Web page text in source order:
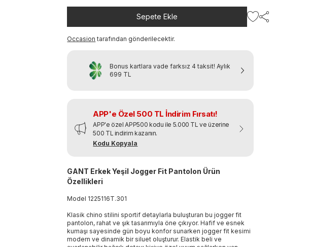
Sepete Ekle
Occasion tarafından gönderilecektir.
Bonus kartlara vade farksız 4 taksit! Aylık
699 TL
APP'e Özel 500 TL İndirim Fırsatı!
APP'e özel APP500 kodu ile 5.000 TL ve üzerine
500 TL indirim kazanın.
Kodu Kopyala
GANT Erkek Yeşil Jogger Fit Pantolon Ürün
Özellikleri
Model 1225116T.301
Klasik chino stilini sportif detaylarla buluşturan bu jogger fit
pantolon, rahat ve şık tasarımıyla öne çıkıyor. Hafif ve esnek
kumaşı sayesinde gün boyu konfor sunarken jogger fit kesimi
modern ve dinamik bir siluet oluşturur. Elastik beli ve